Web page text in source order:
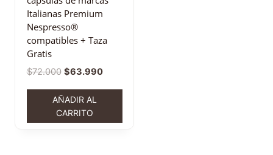
Italianas Premium
Nespresso®
compatibles + Taza
Gratis
$72.000 $63.990
AÑADIR AL
CARRITO